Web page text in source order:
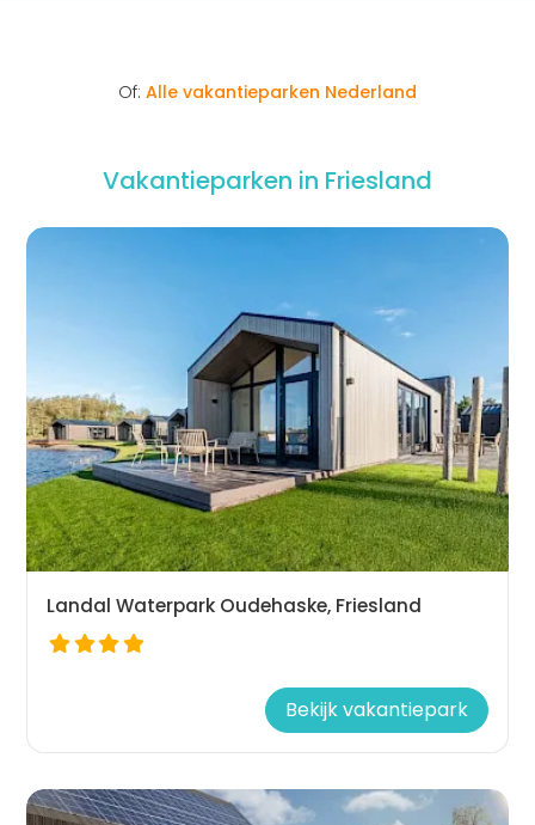
Of: Alle vakantieparken Nederland
Vakantieparken in Friesland
Landal Waterpark Oudehaske, Friesland
Bekijk vakantiepark